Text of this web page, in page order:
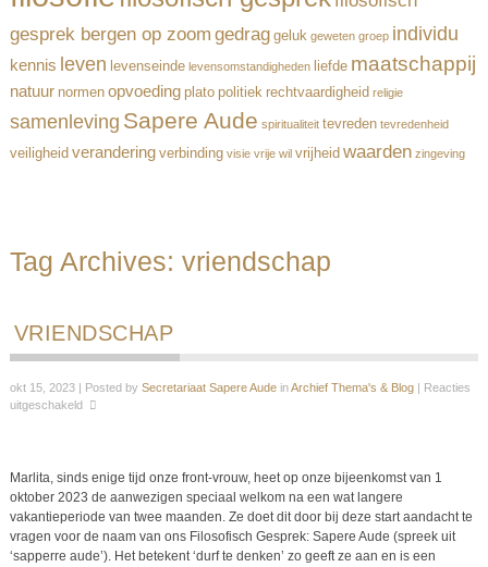
gesprek bergen op zoom gedrag geluk geweten groep individu
kennis leven levenseinde levensomstandigheden liefde maatschappij
natuur normen opvoeding plato politiek rechtvaardigheid religie
samenleving Sapere Aude spiritualiteit tevreden tevredenheid
veiligheid verandering verbinding visie vrije wil vrijheid waarden zingeving
Tag Archives: vriendschap
VRIENDSCHAP
okt 15, 2023 | Posted by Secretariaat Sapere AudeinArchief Thema's & Blog| Reacties
uitgeschakeld
Marlita, sinds enige tijd onze front-vrouw, heet op onze bijeenkomst van 1
oktober 2023 de aanwezigen speciaal welkom na een wat langere
vakantieperiode van twee maanden. Ze doet dit door bij deze start aandacht te
vragen voor de naam van ons Filosofisch Gesprek: Sapere Aude (spreek uit
‘sapperre aude’). Het betekent ‘durf te denken’ zo geeft ze aan en is een